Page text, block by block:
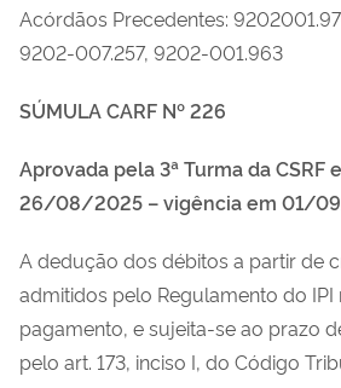
Acórdãos Precedentes:
9202-007.257, 9202-001.963
SÚMULA CARF Nº 226
Aprovada pela 3ª Turma da CSRF
26/08/2025 – vigência em 01/
A dedução dos débitos a partir de
admitidos pelo Regulamento do IPI
pagamento, e sujeita-se ao prazo
pelo art. 173, inciso I, do Código